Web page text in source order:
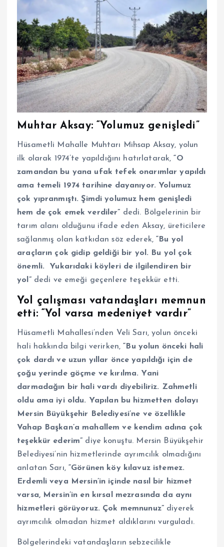
Muhtar Aksay: “Yolumuz genişledi”
Hüsametli Mahalle Muhtarı Mihsap Aksay, yolun
ilk olarak 1974’te yapıldığını hatırlatarak,“O
zamandan bu yana ufak tefek onarımlar yapıldı
ama temeli 1974 tarihine dayanıyor. Yolumuz
çok yıpranmıştı. Şimdi yolumuz hem genişledi
hem de çok emek verdiler” dedi. Bölgelerinin bir
tarım alanı olduğunu ifade eden Aksay, üreticilere
sağlanmış olan katkıdan söz ederek,“Bu yol
araçların çok gidip geldiği bir yol. Bu yol çok
önemli. Yukarıdaki köyleri de ilgilendiren bir
yol” dedi ve emeği geçenlere teşekkür etti.
Yol çalışması vatandaşları memnun
etti: “Yol varsa medeniyet vardır”
Hüsametli Mahallesi’nden Veli Sarı, yolun önceki
hali hakkında bilgi verirken,“Bu yolun önceki hali
çok dardı ve uzun yıllar önce yapıldığı için de
çoğu yerinde göçme ve kırılma. Yani
darmadağın bir hali vardı diyebiliriz. Zahmetli
oldu ama iyi oldu. Yapılan bu hizmetten dolayı
Mersin Büyükşehir Belediyesi’ne ve özellikle
Vahap Başkan’a mahallem ve kendim adına çok
teşekkür ederim” diye konuştu. Mersin Büyükşehir
Belediyesi’nin hizmetlerinde ayrımcılık olmadığını
anlatan Sarı,“Görünen köy kılavuz istemez.
Erdemli veya Mersin’in içinde nasıl bir hizmet
varsa, Mersin’in en kırsal mezrasında da aynı
hizmetleri görüyoruz. Çok memnunuz” diyerek
ayrımcılık olmadan hizmet aldıklarını vurguladı.
Bölgelerindeki vatandaşların sebzecilikle